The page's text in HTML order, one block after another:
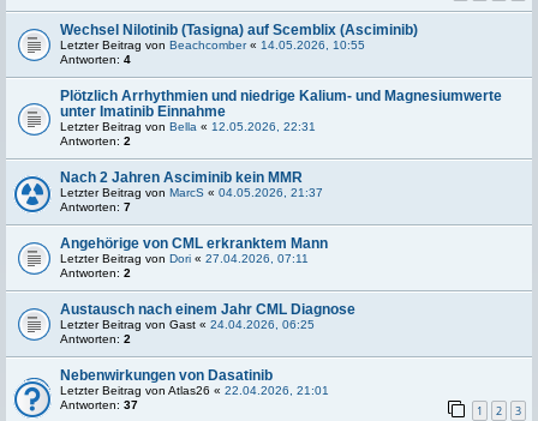
Wechsel Nilotinib (Tasigna) auf Scemblix (Asciminib)
Letzter Beitrag von Beachcomber« 14.05.2026, 10:55
Antworten: 4
Plötzlich Arrhythmien und niedrige Kalium- und Magnesiumwerte
unter Imatinib Einnahme
Letzter Beitrag von Bella « 12.05.2026, 22:31
Antworten: 2
Nach 2 Jahren Asciminib kein MMR
Letzter Beitrag von MarcS « 04.05.2026, 21:37
Antworten: 7
Angehörige von CML erkranktem Mann
Letzter Beitrag von Dori « 27.04.2026, 07:11
Antworten: 2
Austausch nach einem Jahr CML Diagnose
Letzter Beitrag von Gast « 24.04.2026, 06:25
Antworten: 2
Nebenwirkungen von Dasatinib
Letzter Beitrag von Atlas26 « 22.04.2026, 21:01
Antworten: 37 1 2 3